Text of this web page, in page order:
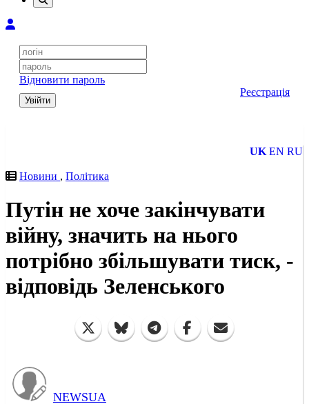
Відновити пароль
Увійти
Реєстрація
UK EN RU
Новини , Політика
Путін не хоче закінчувати
війну, значить на нього
потрібно збільшувати тиск, -
відповідь Зеленського
NEWSUA